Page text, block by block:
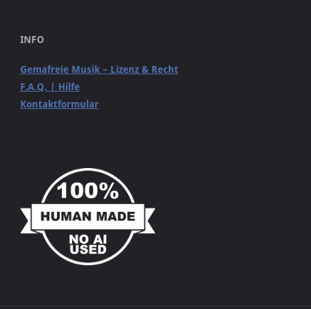
INFO
Gemafreie Musik – Lizenz & Recht
F.A.Q. | Hilfe
Kontaktformular